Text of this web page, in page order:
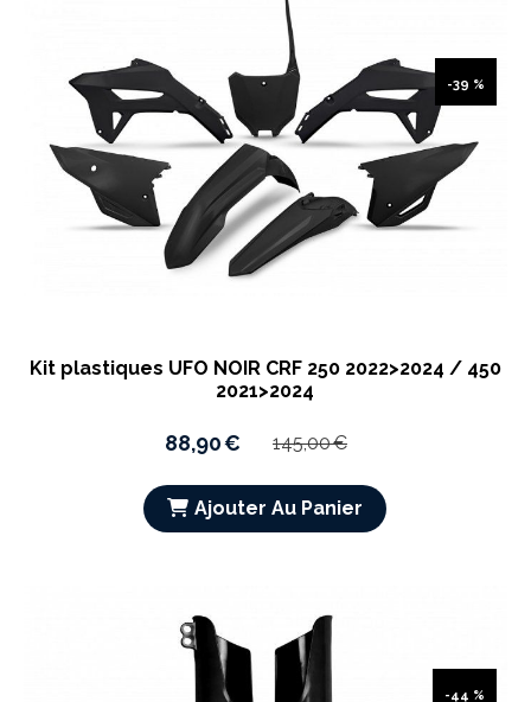
-39 %
Kit plastiques UFO NOIR CRF 250 2022>2024 / 450
2021>2024
88,90€ 145,00€
Ajouter Au Panier
-44 %